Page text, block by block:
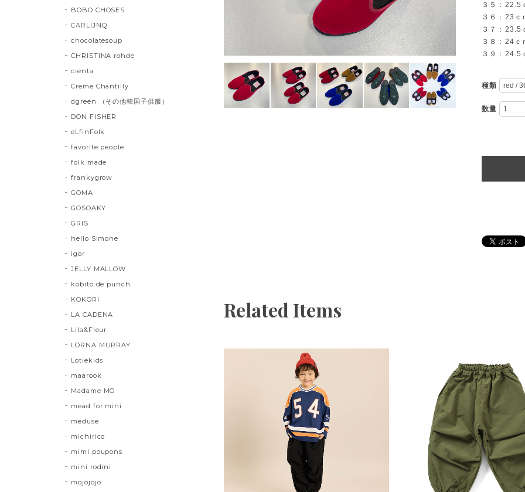
３５：22.5
３６：23ｃ
３７：23.5
３８：24ｃ
３９：24.5
種類
数量
Related Items
BOBO CHOSES
CARLIJNQ
chocolatesoup
CHRISTINA rohde
cienta
Creme Chantilly
dgreen （その他韓国子供服）
DON FISHER
eLfinFolk
favorite people
folk made
frankygrow
GOMA
GOSOAKY
GRIS
hello Simone
igor
JELLY MALLOW
kobito de punch
KOKORI
LA CADENA
Lila&Fleur
LORNA MURRAY
Lotiekids
maarook
Madame MO
mead for mini
meduse
michirico
mimi poupons
mini rodini
mojojojo